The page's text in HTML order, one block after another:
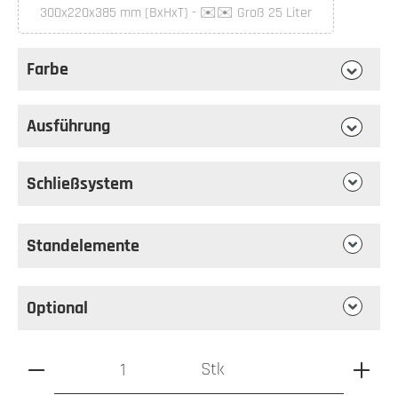
300x220x385 mm (BxHxT) - ✉️✉️ Groß 25 Liter
(Diese Option ist zurzeit nicht verfügbar.)
Farbe
Ausführung
Schließsystem
Standelemente
Optional
Produkt Anzahl: Gib den gewünschten Wert ein oder
Stk